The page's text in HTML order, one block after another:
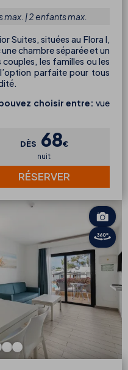
max. | 2 enfants max.
Suites, situées au Flora I,
chambre séparée et un
les familles ou les
parfaite pour tous
choisir entre: vue
DÈS 68€
nuit
RÉSERVER